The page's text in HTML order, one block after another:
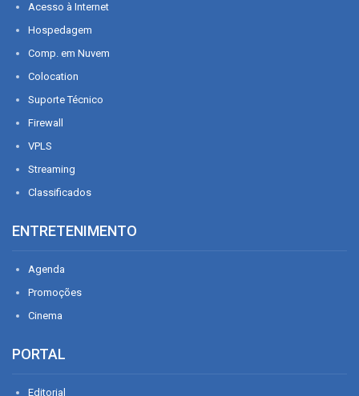
Acesso à Internet
Hospedagem
Comp. em Nuvem
Colocation
Suporte Técnico
Firewall
VPLS
Streaming
Classificados
ENTRETENIMENTO
Agenda
Promoções
Cinema
PORTAL
Editorial